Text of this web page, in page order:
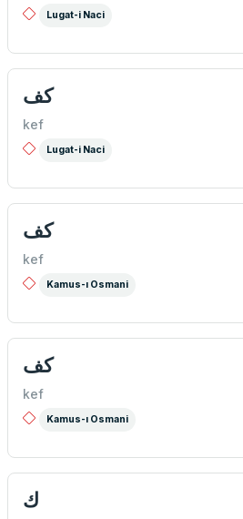
Lugat-i Naci
كف
kef
Lugat-i Naci
كف
kef
Kamus-ı Osmani
كف
kef
Kamus-ı Osmani
ك